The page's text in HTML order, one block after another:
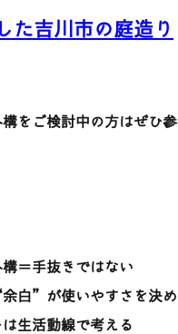
た吉川市の庭造り
をご検討中の方はぜひ
構＝手抜きではない
白”が使いやすさを決め
生活動線で考える